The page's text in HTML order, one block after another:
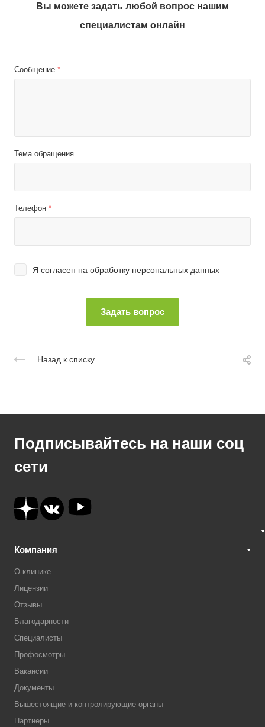
Вы можете задать любой вопрос нашим
специалистам онлайн
Сообщение *
Тема обращения
Телефон *
Я согласен на обработку персональных данных
Назад к списку
Подписывайтесь на наши соц
сети
Компания
О клинике
Лицензии
Отзывы
Благодарности
Специалисты
Профосмотры
Вакансии
Документы
Вышестоящие и контролирующие органы
Партнеры